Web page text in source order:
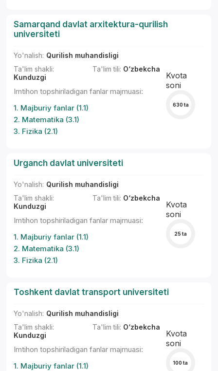
Samarqand davlat arxitektura-qurilish
universiteti
Yo'nalish: Qurilish muhandisligi
Ta'lim shakli:
Kunduzgi
Ta'lim tili: O‘zbekcha
Imtihon topshiriladigan fanlar majmuasi:
1. Majburiy fanlar (1.1)
2. Matematika (3.1)
3. Fizika (2.1)
Kvota
soni
630 ta
Urganch davlat universiteti
Yo'nalish: Qurilish muhandisligi
Ta'lim shakli:
Kunduzgi
Ta'lim tili: O‘zbekcha
Imtihon topshiriladigan fanlar majmuasi:
1. Majburiy fanlar (1.1)
2. Matematika (3.1)
3. Fizika (2.1)
Kvota
soni
25 ta
Toshkent davlat transport universiteti
Yo'nalish: Qurilish muhandisligi
Ta'lim shakli:
Kunduzgi
Ta'lim tili: O‘zbekcha
Imtihon topshiriladigan fanlar majmuasi:
1. Majburiy fanlar (1.1)
Kvota
soni
100 ta